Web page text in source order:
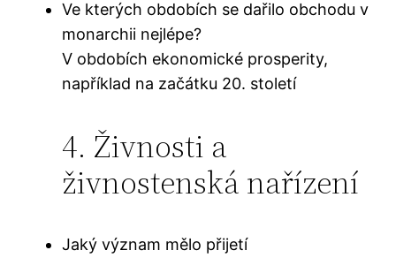
Ve kterých obdobích se dařilo obchodu v
monarchii nejlépe?
V obdobích ekonomické prosperity,
například na začátku 20. století
4. Živnosti a
živnostenská nařízení
Jaký význam mělo přijetí